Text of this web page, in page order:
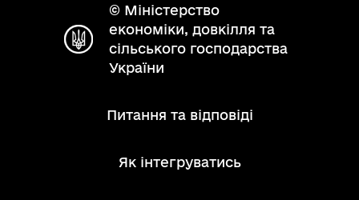
© Міністерство
економіки, довкілля та
сільського господарства
України
Питання та відповіді
Як інтегруватись